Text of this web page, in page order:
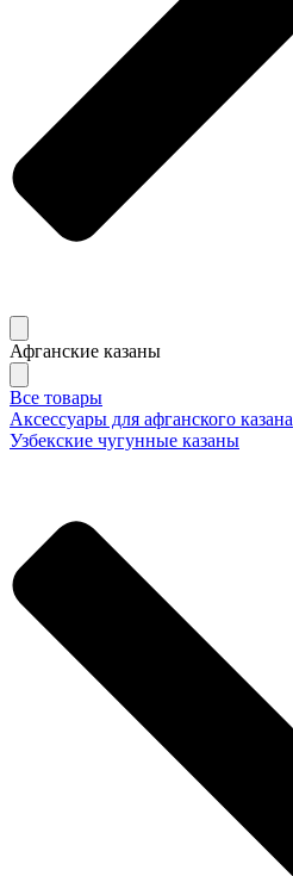
Афганские казаны
Все товары
Аксессуары для афганского казана
Узбекские чугунные казаны